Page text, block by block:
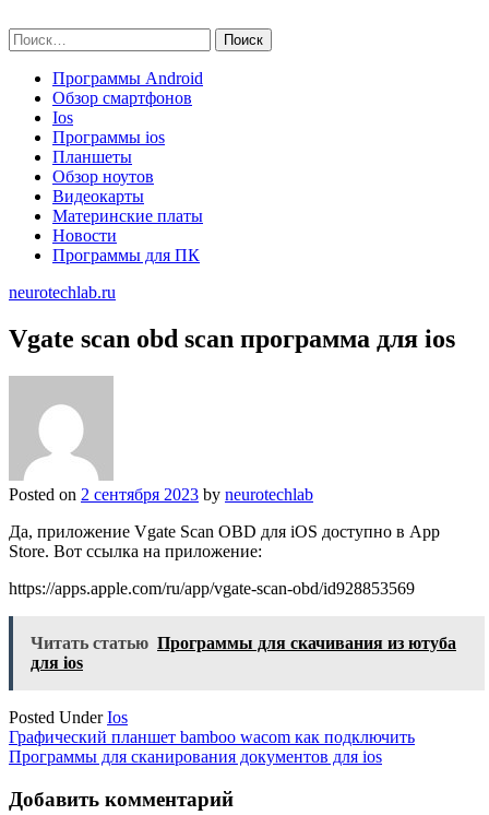
to
content
Найти:
Программы Android
Обзор смартфонов
Ios
Программы ios
Планшеты
Обзор ноутов
Видеокарты
Материнские платы
Новости
Программы для ПК
neurotechlab.ru
Vgate scan obd scan программа для ios
Posted on 2 сентября 2023 by neurotechlab
Да, приложение Vgate Scan OBD для iOS доступно в App
Store. Вот ссылка на приложение:
https://apps.apple.com/ru/app/vgate-scan-obd/id928853569
Читать статью Программы для скачивания из ютуба
для ios
Posted UnderIos
Навигация
по
записям
Графический планшет bamboo wacom как подключить
Программы для сканирования документов для ios
Добавить комментарий